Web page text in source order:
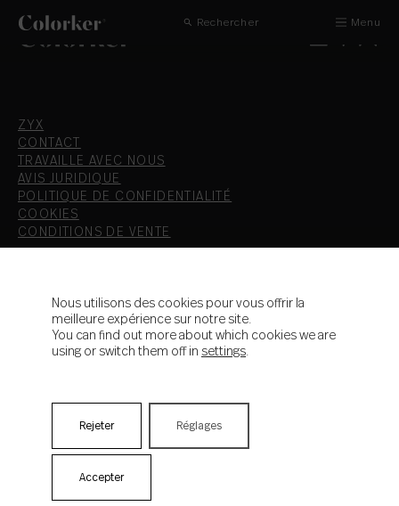
Rechercher Menu
ZYX
CONTACT
TRAVAILLE AVEC NOUS
AVIS JURIDIQUE
POLITIQUE DE CONFIDENTIALITÉ
COOKIES
CONDITIONS DE VENTE
F. 964 38 64 32
info@colorker.com
Ctra. de Alcora, Km 21,3
12110 Alcora - Castellón - España
Nous utilisons des cookies pour vous offrir la
meilleure expérience sur notre site.
You can find out more about which cookies we are
using or switch them off in settings
Accepter
Rejeter Réglages